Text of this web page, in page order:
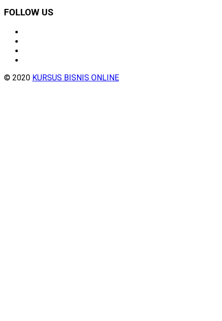
FOLLOW US
© 2020 KURSUS BISNIS ONLINE